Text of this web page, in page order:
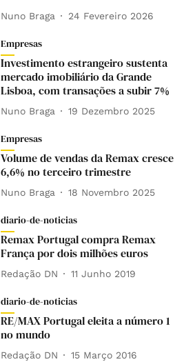
Nuno Braga 24 Fevereiro 2026
Empresas
Investimento estrangeiro sustenta
mercado imobiliário da Grande
Lisboa, com transações a subir 7%
Nuno Braga 19 Dezembro 2025
Empresas
Volume de vendas da Remax cresce
6,6% no terceiro trimestre
Nuno Braga 18 Novembro 2025
diario-de-noticias
Remax Portugal compra Remax
França por dois milhões euros
Redação DN 11 Junho 2019
diario-de-noticias
RE/MAX Portugal eleita a número 1
no mundo
Redação DN 15 Março 2016